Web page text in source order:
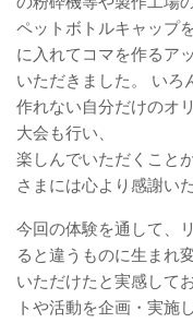
ペットボトルキャップ
に入れてコマを作るア
いただきました。 いろ
作れない自分だけのオ
大会も行い、
楽しんでいただくこと
さまには心より感謝い
今回の体験を通して、
ると違うものに生まれ
いただけたと実感して
トや活動を企画・実施